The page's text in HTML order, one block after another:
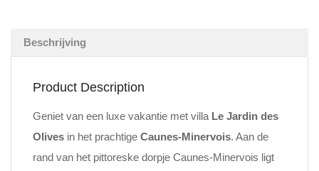
Beschrijving
Product Description
Geniet van een luxe vakantie met villa Le Jardin des
Olives in het prachtige Caunes-Minervois. Aan de
rand van het pittoreske dorpje Caunes-Minervois ligt